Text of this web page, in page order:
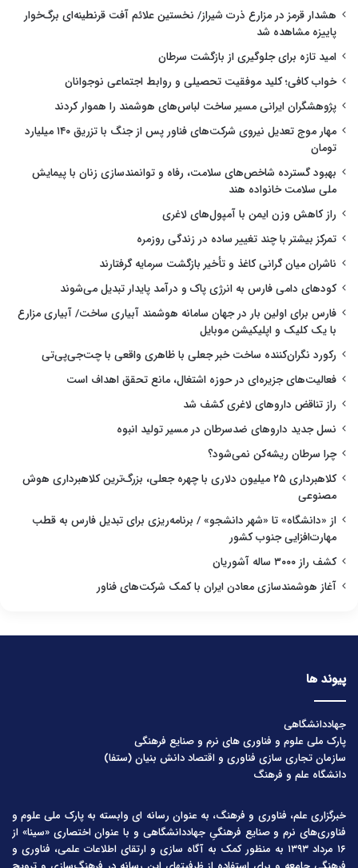
هشدار قرمز در مزارع ذرت شیراز/ نخستین علائم آفت قرنطینه‌ای برگ‌خوار
پاییزه مشاهده شد
امید تازه برای جلوگیری از بازگشت سرطان
خواب کافی؛ کلید موفقیت تحصیلی و روابط اجتماعی نوجوانان
پژوهشگران ایرانی مسیر ساخت لباس‌های هوشمند را هموار کردند
مهار موج تعدیل نیروی شرکت‌های فناور پس از جنگ با تزریق ۱۴۰ میلیارد
تومان
بهبود گسترده شاخص‌های سلامت، رفاه و توانمندسازی زنان با پیمایش
ملی سلامت خانواده هند
راز کاهش وزن ایمن با آمپول‌های لاغری
تمرکز بیشتر با چند تغییر ساده در زندگی روزمره
ناشران میان گرانی کاغذ و تأخیر بازگشت سرمایه گرفتارند
کودهای دامی فارس به انرژی پاک و درآمد پایدار تبدیل می‌شوند
فارس برای اولین بار در جهان سامانه هوشمند آبیاری ساخت/ آبیاری مزارع
با یک کلیک و اپلیکیشن موبایل
رکورد نگران‌کننده ساخت خبر جعلی با ظاهری واقعی با چت‌جی‌پی‌تی
فعالیت‌های جزیره‌ای در حوزه اشتغال، مانع تحقق اهداف است
راز تناقض داروهای لاغری کشف شد
نسل جدید داروهای ضدسرطان در مسیر تولید انبوه
چرا سرطان ریشه‌کن نمی‌شود؟
کلاهبرداری ۲۵ میلیون دلاری با چهره جعلی، بزرگ‌ترین کلاهبرداری هوش
مصنوعی
از «دانشگاه» تا «شهر دانشجو» / برنامه‌ریزی برای تبدیل فارس به قطب
مهارت‌افزایی جنوب کشور
کشف راز ۳۰۰۰ ساله آشوریان
آغاز هوشمندسازی معادن ایران با کمک شرکت‌های فناور
پیوند ها
جهاددانشگاهی
پارک ملی علوم و فناوری های نرم و صنایع فرهنگی
سازمان تجاری سازی فناوری و اقتصاد دانش بنیان (ستفا)
دانشگاه علم و فرهنگ
خبرگزاری علم، فناوری و فرهنگ، به عنوان رسانه ای وابسته به پارک ملی علوم و
فناوری‌های نرم و صنایع فرهنگیِ جهاددانشگاهی و با عنوان اختصاری «سینا» از
۱۶ مرداد ۱۳۹۳ به منظور کمک به آگاه سازی و ارتقای اطلاعات علمی، فناوری و